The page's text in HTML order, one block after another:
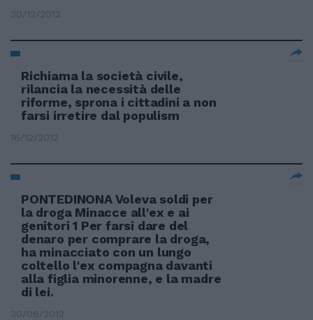
30/12/2012
Richiama la società civile,
rilancia la necessità delle
riforme, sprona i cittadini a non
farsi irretire dal populism
16/12/2012
PONTEDINONA Voleva soldi per
la droga Minacce all'ex e ai
genitori 1 Per farsi dare del
denaro per comprare la droga,
ha minacciato con un lungo
coltello l'ex compagna davanti
alla figlia minorenne, e la madre
di lei.
30/06/2012